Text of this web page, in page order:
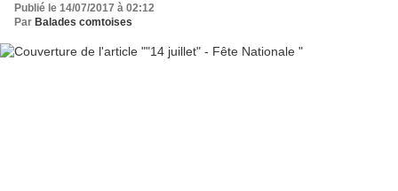
Publié le 14/07/2017 à 02:12
Par Balades comtoises